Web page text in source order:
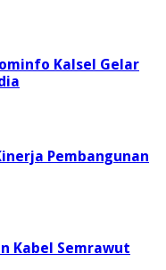
Kalsel Gelar
Pembangunan
Kabel Semrawut